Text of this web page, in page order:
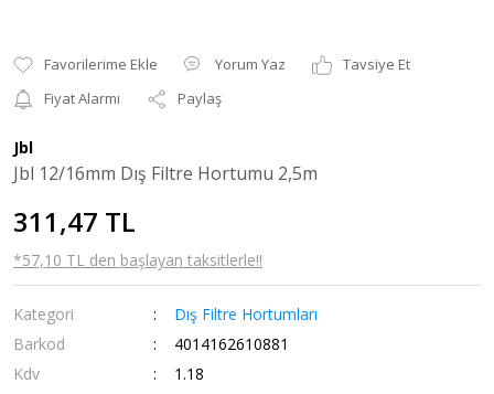
Yorum Yaz
Tavsiye Et
Fiyat Alarmı
Paylaş
Jbl
Jbl 12/16mm Dış Filtre Hortumu 2,5m
311,47 TL
*57,10 TL den başlayan taksitlerle!!
Kategori
Dış Filtre Hortumları
Barkod
4014162610881
Kdv
1.18